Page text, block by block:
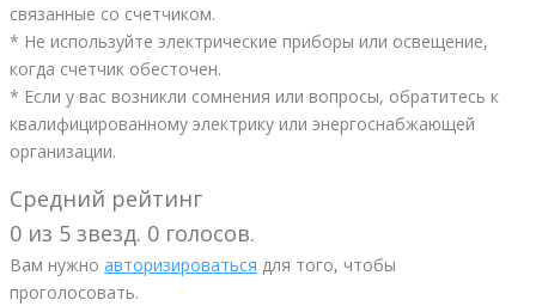
связанные со счетчиком.
* Не используйте электрические приборы или освещение,
когда счетчик обесточен.
* Если у вас возникли сомнения или вопросы, обратитесь к
квалифицированному электрику или энергоснабжающей
организации.
Средний рейтинг
0 из 5 звезд. 0 голосов.
Вам нужно авторизироваться для того, чтобы
проголосовать.